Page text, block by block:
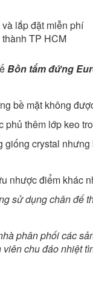
lắp đặt miễn phí
TP HCM
Bồn tắm đứng
bề mặt không
phủ thêm lớp keo
giống crystal
nhược điểm khác
sử dụng chân đế
phân phối các
chu đáo nhiệt